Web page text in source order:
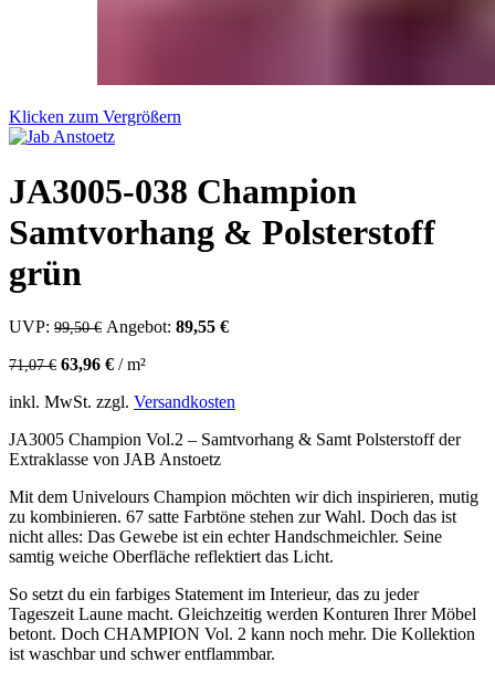
Klicken zum Vergrößern
JA3005-038 Champion
Samtvorhang & Polsterstoff
grün
UVP: 99,50€ Ursprünglicher Preis war: 99,50 €
Angebot: 89,55 €
71,07€ 63,96 € /m²
inkl. MwSt. zzgl. Versandkosten
JA3005 Champion Vol.2 – Samtvorhang & Samt Polsterstoff der
Extraklasse von JAB Anstoetz
Mit dem Univelours Champion möchten wir dich inspirieren, mutig
zu kombinieren. 67 satte Farbtöne stehen zur Wahl. Doch das ist
nicht alles: Das Gewebe ist ein echter Handschmeichler. Seine
samtig weiche Oberfläche reflektiert das Licht.
So setzt du ein farbiges Statement im Interieur, das zu jeder
Tageszeit Laune macht. Gleichzeitig werden Konturen Ihrer Möbel
betont. Doch CHAMPION Vol. 2 kann noch mehr. Die Kollektion
ist waschbar und schwer entflammbar.